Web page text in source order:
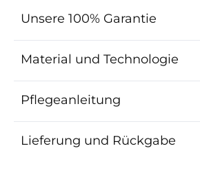
Unsere 100% Garantie
Material und Technologie
Pflegeanleitung
Lieferung und Rückgabe